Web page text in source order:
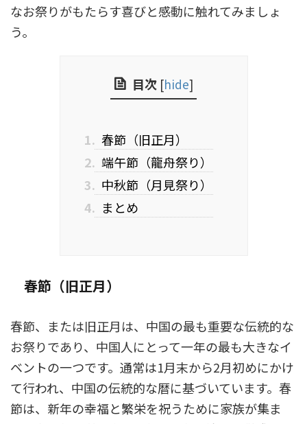
なお祭りがもたらす喜びと感動に触れてみましょ
う。
目次 [hide]
1. 春節（旧正月）
2. 端午節（龍舟祭り）
3. 中秋節（月見祭り）
4. まとめ
春節（旧正月）
春節、または旧正月は、中国の最も重要な伝統的な
お祭りであり、中国人にとって一年の最も大きなイ
ベントの一つです。通常は1月末から2月初めにかけ
て行われ、中国の伝統的な暦に基づいています。春
節は、新年の幸福と繁栄を祝うために家族が集ま